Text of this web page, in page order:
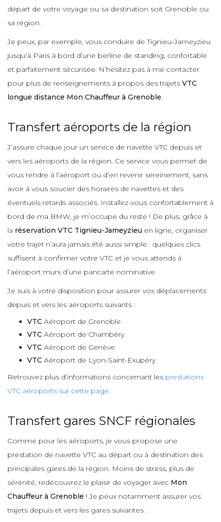
départ de votre voyage ou sa destination soit Grenoble ou
sa région.
Je peux, par exemple, vous conduire de Tignieu-Jameyzieu
jusqu’à Paris à bord d’une berline de standing, confortable
et parfaitement sécurisée. N’hésitez pas à me contacter
pour plus de renseignements à propos des trajets VTC
longue distance Mon Chauffeur à Grenoble.
Transfert aéroports de la région
J’assure chaque jour un service de navette VTC depuis et
vers les aéroports de la région. Ce service vous permet de
vous rendre à l’aéroport ou d’en revenir sereinement, sans
avoir à vous soucier des horaires de navettes et des
éventuels retards associés. Installez-vous confortablement à
bord de ma BMW, je m’occupe du reste ! De plus, grâce à
la réservation VTC Tignieu-Jameyzieu en ligne, organiser
votre trajet n’aura jamais été aussi simple : quelques clics
suffisent à confirmer votre VTC et je vous attends à
l’aéroport muni d’une pancarte nominative.
Je suis à votre disposition pour assurer vos déplacements
depuis et vers les aéroports suivants :
VTC Aéroport de Grenoble
VTC Aéroport de Chambéry
VTC Aéroport de Genève
VTC Aéroport de Lyon-Saint-Exupéry
Retrouvez plus d’informations concernant les prestations
VTC aéroports sur cette page.
Transfert gares SNCF régionales
Comme pour les aéroports, je vous propose une
prestation de navette VTC au départ ou à destination des
principales gares de la région. Moins de stress, plus de
sérénité, redécouvrez le plaisir de voyager avec Mon
Chauffeur à Grenoble ! Je peux notamment assurer vos
trajets depuis et vers les gares suivantes :